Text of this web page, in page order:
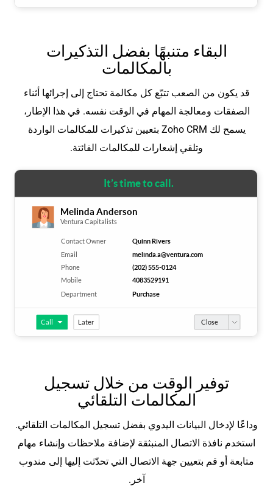
البقاء متنبهًا بفضل التذكيرات
بالمكالمات
قد يكون من الصعب تتبّع كل مكالمة تحتاج إلى إجرائها أثناء
الصفقات ومعالجة المهام في الوقت نفسه. في هذا الإطار،
يسمح لك Zoho CRM بتعيين تذكيرات للمكالمات الواردة
وتلقي إشعارات للمكالمات الفائتة.
توفير الوقت من خلال تسجيل
المكالمات التلقائي
وداعًا لإدخال البيانات اليدوي بفضل تسجيل المكالمات التلقائي.
استخدم نافذة الاتصال المنبثقة لإضافة ملاحظات وإنشاء مهام
متابعة أو قم بتعيين جهة الاتصال التي تحدّثت إليها إلى مندوب
آخر.